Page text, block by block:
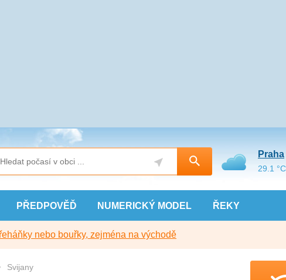
PŘEDPOVĚĎ NUMERICKÝ MODEL ŘEKY
Praha
29.1 °C
nebo bouřky, zejména na východě
Svijany